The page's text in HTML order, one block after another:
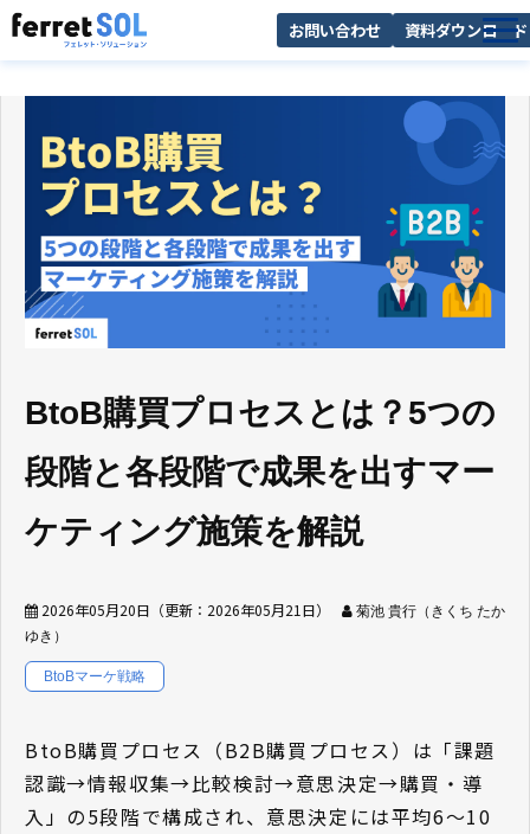
お問い合わせ 資料ダウンロード
サービス一覧
選ばれる理由
お役立ち情報
BtoB購買プロセスとは？5つの
段階と各段階で成果を出すマー
ケティング施策を解説
2026年05月20日 （更新： 2026年05月21日）
菊池 貴行（きくち たか
ゆき）
BtoBマーケ戦略
BtoB購買プロセス（B2B購買プロセス）は「課題
認識→情報収集→比較検討→意思決定→購買・導
入」の5段階で構成され、意思決定には平均6〜10